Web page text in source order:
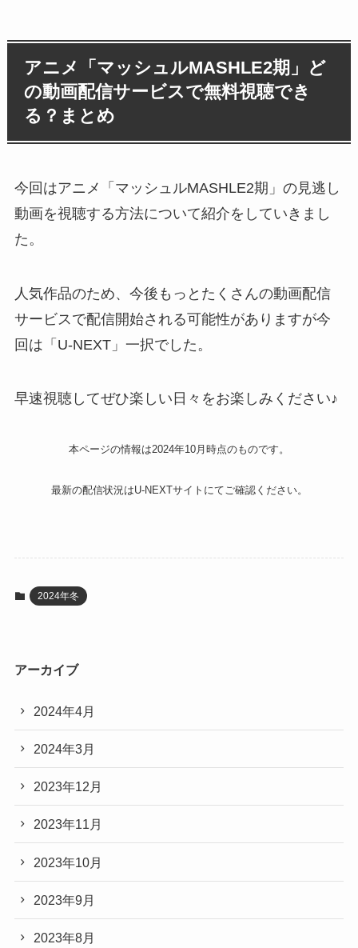
アニメ「マッシュルMASHLE2期」ど
の動画配信サービスで無料視聴でき
る？まとめ
今回はアニメ「マッシュルMASHLE2期」の見逃し
動画を視聴する方法について紹介をしていきまし
た。
人気作品のため、今後もっとたくさんの動画配信
サービスで配信開始される可能性がありますが今
回は「U-NEXT」一択でした。
早速視聴してぜひ楽しい日々をお楽しみください♪
本ページの情報は2024年10月時点のものです。
最新の配信状況はU-NEXTサイトにてご確認ください。
2024年冬
アーカイブ
2024年4月
2024年3月
2023年12月
2023年11月
2023年10月
2023年9月
2023年8月